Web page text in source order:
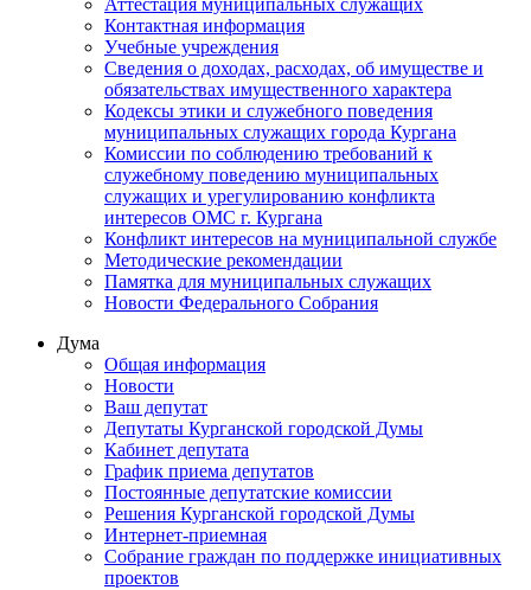
Аттестация муниципальных служащих
Контактная информация
Учебные учреждения
Сведения о доходах, расходах, об имуществе и
обязательствах имущественного характера
Кодексы этики и служебного поведения
муниципальных служащих города Кургана
Комиссии по соблюдению требований к
служебному поведению муниципальных
служащих и урегулированию конфликта
интересов ОМС г. Кургана
Конфликт интересов на муниципальной службе
Методические рекомендации
Памятка для муниципальных служащих
Новости Федерального Cобрания
Дума
Общая информация
Новости
Ваш депутат
Депутаты Курганской городской Думы
Кабинет депутата
График приема депутатов
Постоянные депутатские комиссии
Решения Курганской городской Думы
Интернет-приемная
Собрание граждан по поддержке инициативных
проектов